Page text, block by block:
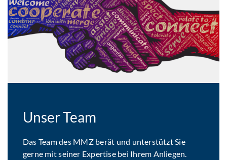
Unser Team
Das Team des MMZ berät und unterstützt Sie
gerne mit seiner Expertise bei Ihrem Anliegen.